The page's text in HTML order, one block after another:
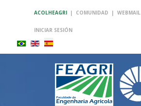
ACOLHEAGRI | COMUNIDAD | WEBMAIL
INICIAR SESIÓN